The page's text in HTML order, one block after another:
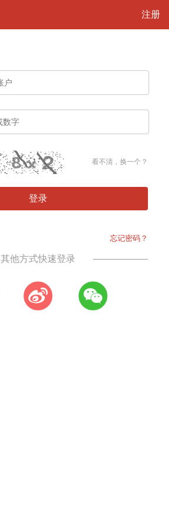
注册
看不清，换一个？
登录
忘记密码？
其他方式快速登录